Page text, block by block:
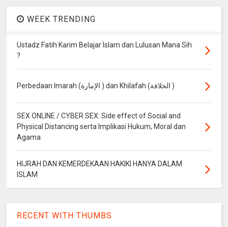
WEEK TRENDING
Ustadz Fatih Karim Belajar Islam dan Lulusan Mana Sih
?
Perbedaan Imarah (الإمارة ) dan Khilafah (الخلافة )
SEX ONLINE / CYBER SEX: Side effect of Social and
Physical Distancing serta Implikasi Hukum, Moral dan
Agama
HIJRAH DAN KEMERDEKAAN HAKIKI HANYA DALAM
ISLAM
RECENT WITH THUMBS